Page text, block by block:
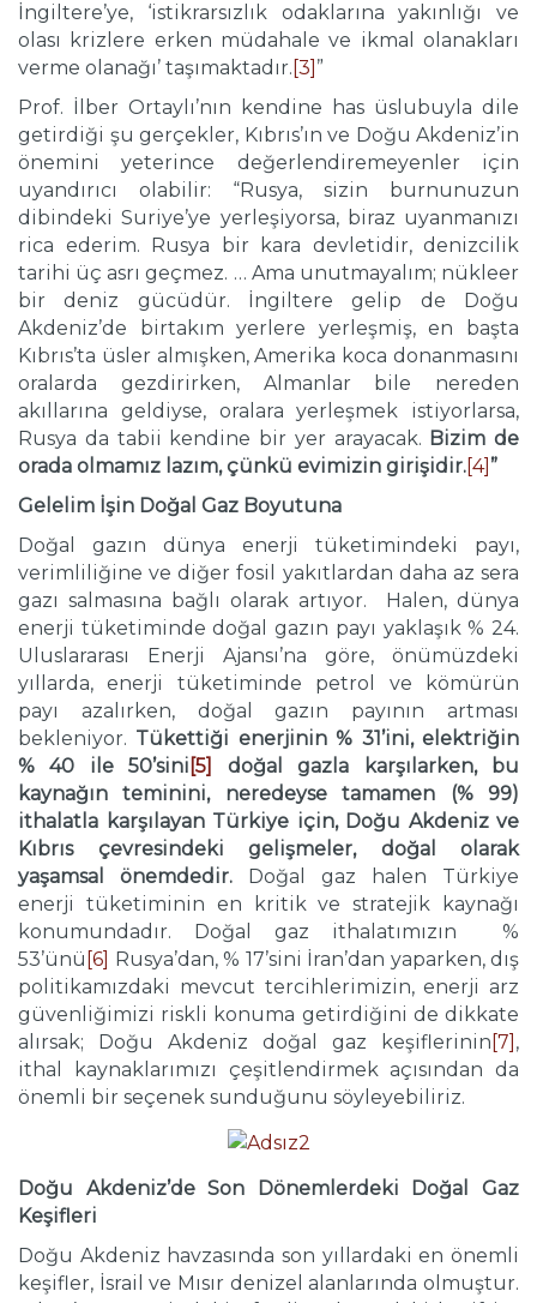
İngiltere’ye, ‘istikrarsızlık odaklarına yakınlığı ve
olası krizlere erken müdahale ve ikmal olanakları
verme olanağı’ taşımaktadır. [3] ”
Prof. İlber Ortaylı’nın kendine has üslubuyla dile
getirdiği şu gerçekler, Kıbrıs’ın ve Doğu Akdeniz’in
önemini yeterince değerlendiremeyenler için
uyandırıcı olabilir: “Rusya, sizin burnunuzun
dibindeki Suriye’ye yerleşiyorsa, biraz uyanmanızı
rica ederim. Rusya bir kara devletidir, denizcilik
tarihi üç asrı geçmez. … Ama unutmayalım; nükleer
bir deniz gücüdür. İngiltere gelip de Doğu
Akdeniz’de birtakım yerlere yerleşmiş, en başta
Kıbrıs’ta üsler almışken, Amerika koca donanmasını
oralarda gezdirirken, Almanlar bile nereden
akıllarına geldiyse, oralara yerleşmek istiyorlarsa,
Rusya da tabii kendine bir yer arayacak. Bizim de
orada olmamız lazım, çünkü evimizin girişidir. [4] ”
Gelelim İşin Doğal Gaz Boyutuna
Doğal gazın dünya enerji tüketimindeki payı,
verimliliğine ve diğer fosil yakıtlardan daha az sera
gazı salmasına bağlı olarak artıyor. Halen, dünya
enerji tüketiminde doğal gazın payı yaklaşık % 24.
Uluslararası Enerji Ajansı’na göre, önümüzdeki
yıllarda, enerji tüketiminde petrol ve kömürün
payı azalırken, doğal gazın payının artması
bekleniyor. Tükettiği enerjinin % 31’ini, elektriğin
% 40 ile 50’sini [5]
doğal gazla karşılarken, bu
kaynağın teminini, neredeyse tamamen (% 99)
ithalatla karşılayan Türkiye için, Doğu Akdeniz ve
Kıbrıs çevresindeki gelişmeler, doğal olarak
yaşamsal önemdedir. Doğal gaz halen Türkiye
enerji tüketiminin en kritik ve stratejik kaynağı
konumundadır. Doğal gaz ithalatımızın %
53’ünü [6]
Rusya’dan, % 17’sini İran’dan yaparken, dış
politikamızdaki mevcut tercihlerimizin, enerji arz
güvenliğimizi riskli konuma getirdiğini de dikkate
alırsak; Doğu Akdeniz doğal gaz keşiflerinin [7] ,
ithal kaynaklarımızı çeşitlendirmek açısından da
önemli bir seçenek sunduğunu söyleyebiliriz.
Doğu Akdeniz’de Son Dönemlerdeki Doğal Gaz
Keşifleri
Doğu Akdeniz havzasında son yıllardaki en önemli
keşifler, İsrail ve Mısır denizel alanlarında olmuştur.